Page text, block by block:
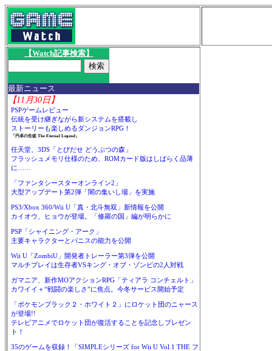
【Watch記事検索】
最新ニュース
【11月30日】
PSPゲームレビュー
伝統を受け継ぎながら新システムを搭載し
ストーリーも楽しめるダンジョンRPG！
「円卓の生徒 The Eternal Legend」
任天堂、3DS「とびだせ どうぶつの森」
フラッシュメモリ仕様のため、ROMカード版はしばらく品薄
に……
「ファンタシースターオンライン2」
大型アップデート第2弾「闇の集いし場」を実施
PS3/Xbox 360/Wii U「真・北斗無双」新情報を公開
カイオウ、ヒョウが登場。「修羅の国」編が明らかに
PSP「シャイニング・アーク」
主要キャラクターとパニスの能力を公開
Wii U「ZombiU」開発者トレーラー第3弾を公開
マルチプレイは生存者VSキング・オブ・ゾンビの2人対戦
ガマニア、新作MOアクションRPG「ティアラ コンチェルト」
カワイイ＋“戦闘の楽しさ”に焦点。今冬サービス開始予定
「ポケモンブラック２・ホワイト２」にロケット団のニャース
が登場!!
テレビアニメでロケット団が復活することを記念しプレゼン
ト！
35のゲームを収録！「SIMPLEシリーズ for Wii U Vol.1 THE フ